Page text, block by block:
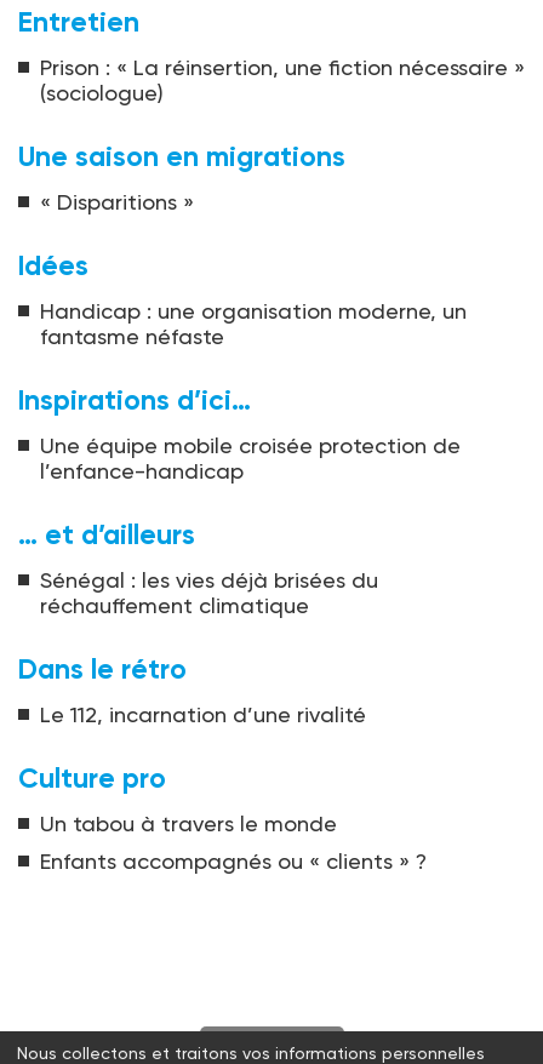
Entretien
Prison : « La réinsertion, une fiction nécessaire »
(sociologue)
Une saison en migrations
« Disparitions »
Idées
Handicap : une organisation moderne, un
fantasme néfaste
Inspirations d’ici…
Une équipe mobile croisée protection de
l’enfance-handicap
… et d’ailleurs
Sénégal : les vies déjà brisées du
réchauffement climatique
Dans le rétro
Le 112, incarnation d’une rivalité
Culture pro
Un tabou à travers le monde
Enfants accompagnés ou « clients » ?
S'abonner
Nous collectons et traitons vos informations personnelles